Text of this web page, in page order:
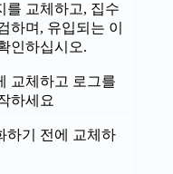
를 교체하고, 집수
하며, 유입되는 이
인하십시오.
교체하고 로그를
하세요
하기 전에 교체하